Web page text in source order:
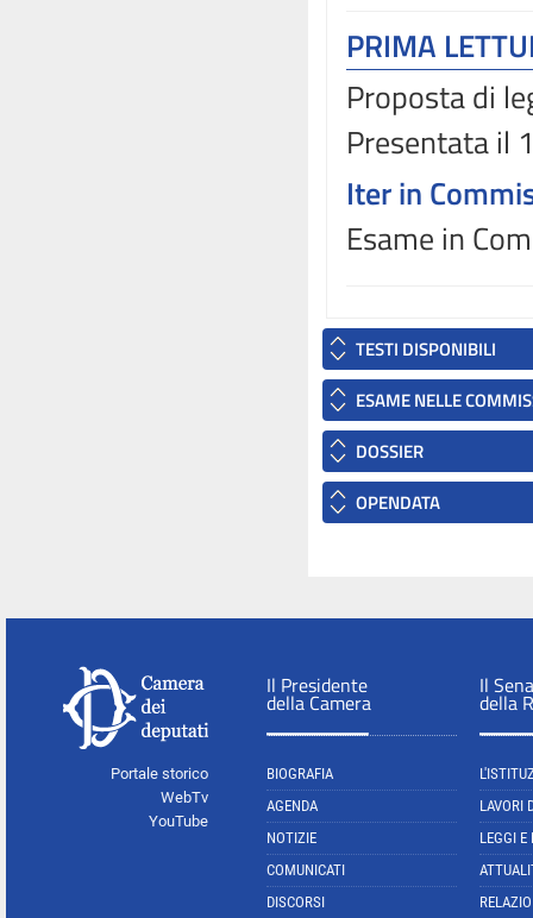
PRIMA
Proposta di
Presentata il
Iter in
Esame in
TESTI DISPONIBILI
ESAME NELLE
DOSSIER
OPENDATA
Portale storico
WebTv
YouTube
Il Presidente
della Camera
BIOGRAFIA
AGENDA
NOTIZIE
COMUNICATI
DISCORSI
Il
della
LAVORI
LEGGI E